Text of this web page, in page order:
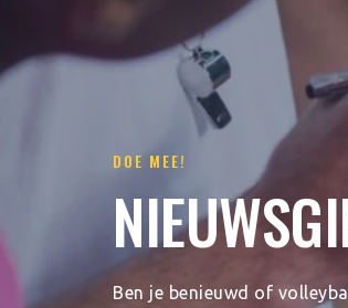
DOE MEE!
Ben je benieuwd of